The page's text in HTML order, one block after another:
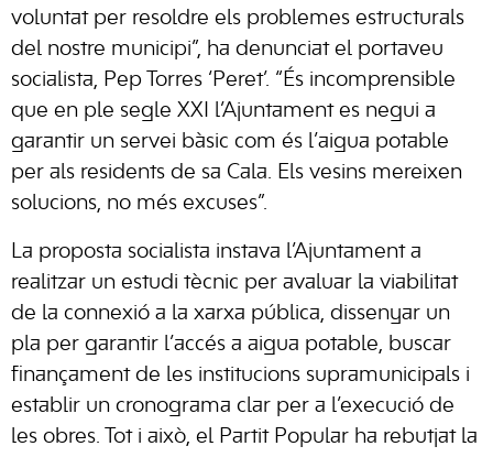
voluntat per resoldre els problemes estructurals
del nostre municipi”, ha denunciat el portaveu
socialista, Pep Torres ‘Peret’. “És incomprensible
que en ple segle XXI l’Ajuntament es negui a
garantir un servei bàsic com és l’aigua potable
per als residents de sa Cala. Els vesins mereixen
solucions, no més excuses”.
La proposta socialista instava l’Ajuntament a
realitzar un estudi tècnic per avaluar la viabilitat
de la connexió a la xarxa pública, dissenyar un
pla per garantir l’accés a aigua potable, buscar
finançament de les institucions supramunicipals i
establir un cronograma clar per a l’execució de
les obres. Tot i això, el Partit Popular ha rebutjat la